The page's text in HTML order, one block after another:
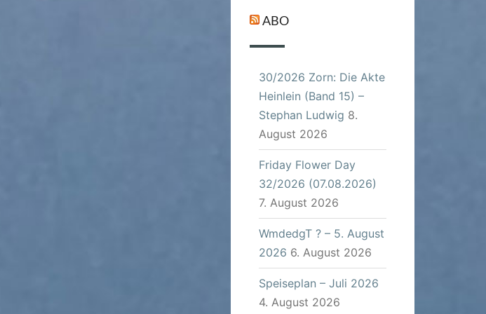
ABO
30/2026 Zorn: Die Akte
Heinlein (Band 15) –
Stephan Ludwig 8.
August 2026
Friday Flower Day
32/2026 (07.08.2026)
7. August 2026
WmdedgT ? – 5. August
2026 6. August 2026
Speiseplan – Juli 2026
4. August 2026